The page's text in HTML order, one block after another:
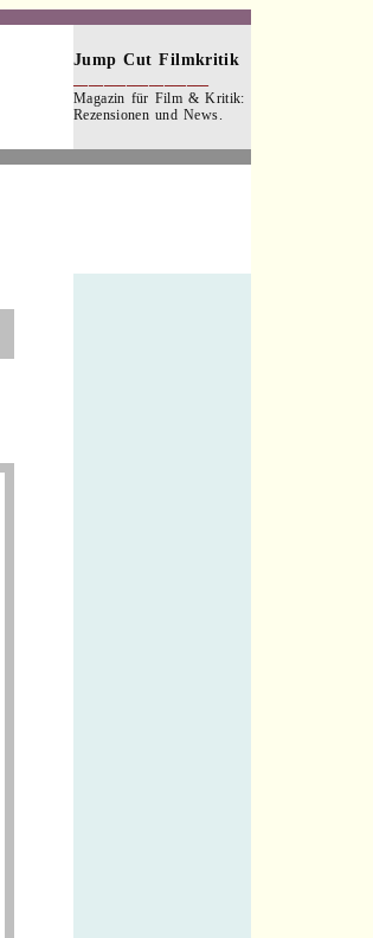
Jump Cut Filmkritik
Magazin für Film & Kritik:
Rezensionen und News.